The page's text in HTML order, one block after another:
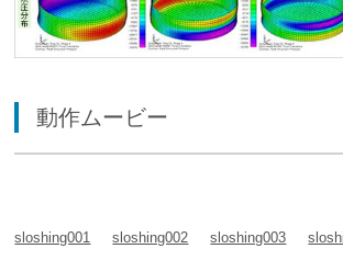
動作ムービー
sloshing001 sloshing002 sloshing003